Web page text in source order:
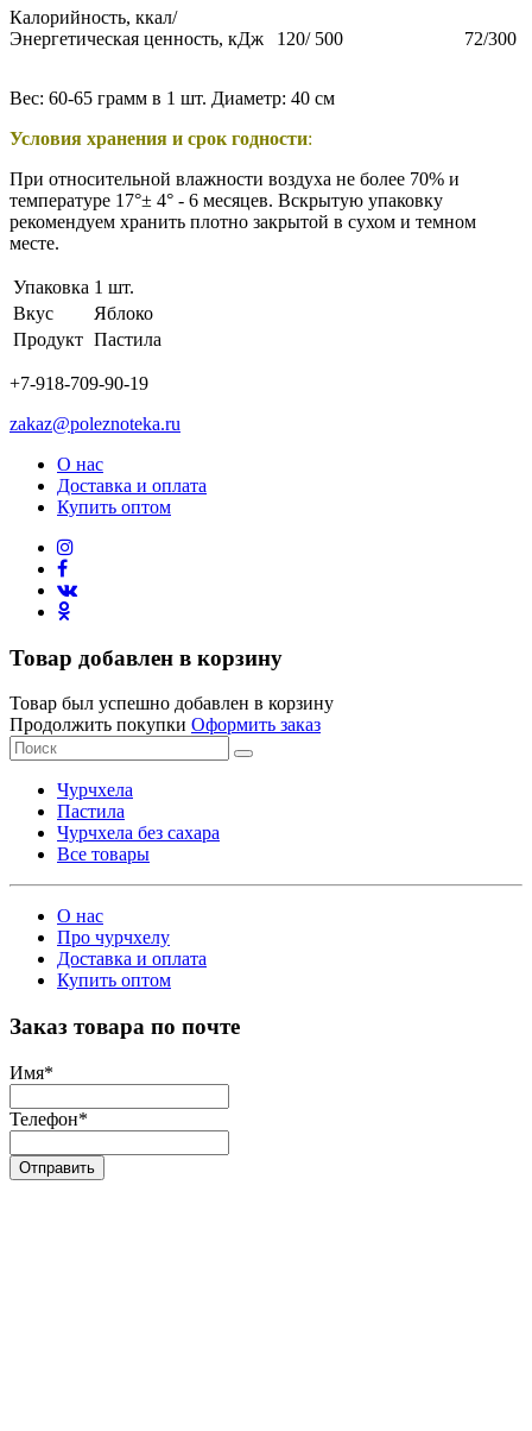
Калорийность, ккал/
Энергетическая ценность, кДж
120/ 500 72/300
Вес: 60-65 грамм в 1 шт. Диаметр: 40 см
Условия хранения и срок годности:
При относительной влажности воздуха не более 70% и
температуре 17°± 4° - 6 месяцев. Вскрытую упаковку
рекомендуем хранить плотно закрытой в сухом и темном
месте.
Упаковка 1 шт.
Вкус
Яблоко
Продукт Пастила
+7-918-709-90-19
zakaz@poleznoteka.ru
О нас
Доставка и оплата
Купить оптом
Товар добавлен в корзину
Товар был успешно добавлен в корзину
Продолжить покупки Оформить заказ
Чурчхела
Пастила
Чурчхела без сахара
Все товары
О нас
Про чурчхелу
Доставка и оплата
Купить оптом
Заказ товара по почте
Имя*
Телефон*
Отправить